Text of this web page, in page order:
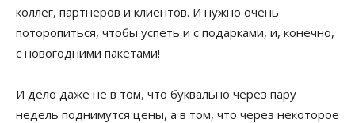
коллег, партнёров и клиентов. И нужно очень
поторопиться, чтобы успеть и с подарками, и, конечно,
с новогодними пакетами!
И дело даже не в том, что буквально через пару
недель поднимутся цены, а в том, что через некоторое